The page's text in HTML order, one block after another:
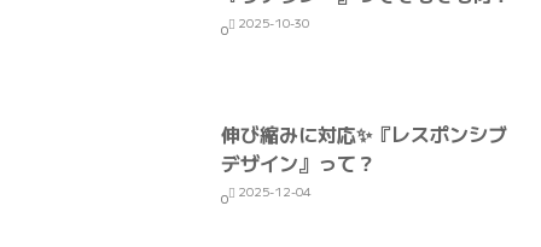
0 2025-10-30
伸び縮みに対応✨『レスポンシブ
デザイン』って？
0 2025-12-04